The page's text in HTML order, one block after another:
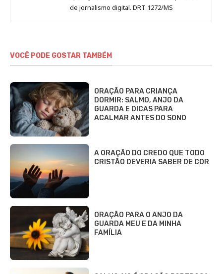
de jornalismo digital. DRT 1272/MS
VOCÊ PODE GOSTAR TAMBÉM
ORAÇÃO PARA CRIANÇA
DORMIR: SALMO, ANJO DA
GUARDA E DICAS PARA
ACALMAR ANTES DO SONO
A ORAÇÃO DO CREDO QUE TODO
CRISTÃO DEVERIA SABER DE COR
ORAÇÃO PARA O ANJO DA
GUARDA MEU E DA MINHA
FAMÍLIA